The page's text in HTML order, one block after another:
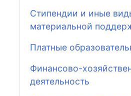
Стипендии и иные
материальной
Платные
Финансово-
деятельность